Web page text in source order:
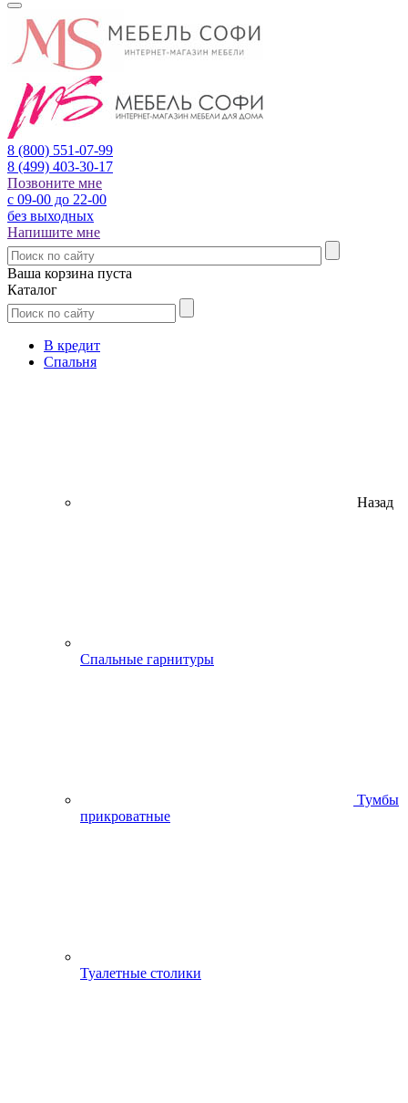
8 (800) 551-07-99
8 (499) 403-30-17
Позвоните мне
с 09-00 до 22-00
без выходных
Напишите мне
Ваша корзина пуста
Каталог
В кредит
Спальня
Назад
Спальные гарнитуры
Тумбы
прикроватные
Туалетные столики